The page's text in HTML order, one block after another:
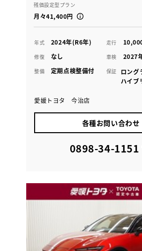
残価設定型プラン
月々41,400円
年式 2024年(R6年) 走行
修復 なし 車検 2027
整備 定期点検整備付 保証
ロング
ハイブ
愛媛トヨタ 今治店
各種お問い合わせ
0898-34-1151